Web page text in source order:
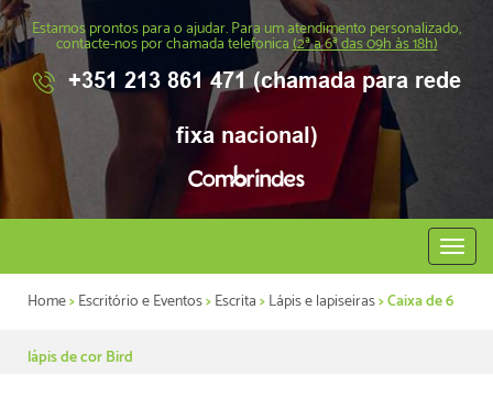
Estamos prontos para o ajudar. Para um atendimento personalizado,
contacte-nos por chamada telefonica(2ª a 6ª das 09h às 18h)
+351 213 861 471 (chamada para rede
fixa nacional)
Abrir
menu
Home>Escritório e Eventos>Escrita>Lápis e lapiseiras> Caixa de 6
lápis de cor Bird